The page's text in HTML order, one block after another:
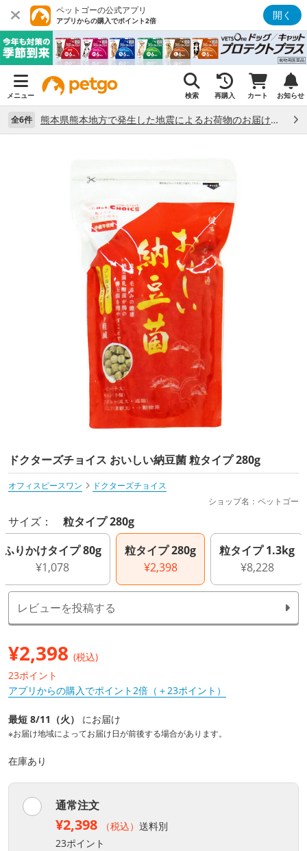
ペットゴーの公式アプリ
アプリからの購入でポイント2倍 開く
メニュー 検索 再購入 カート お知らせ
全6件 熊本県熊本地方で発生した地震によるお荷物のお届け状況について （7/28）
ドクターズチョイス おいしい納豆菌 粒タイプ 280g
オフィスピースワン
ドクターズチョイス
ショップ名：ペットゴー
サイズ： 粒タイプ 280g
ふりかけタイプ 80g
¥1,078
粒タイプ 280g
¥2,398
粒タイプ 1.3kg
¥8,228
レビューを投稿する
¥2,398 (税込)
23ポイント
アプリからの購入でポイント2倍（＋23ポイント）
最短 8/11（火） にお届け
※お届け地域によってお届け日が前後する場合があります。
在庫あり
通常注文
¥2,398 （税込） 送料別
23ポイント